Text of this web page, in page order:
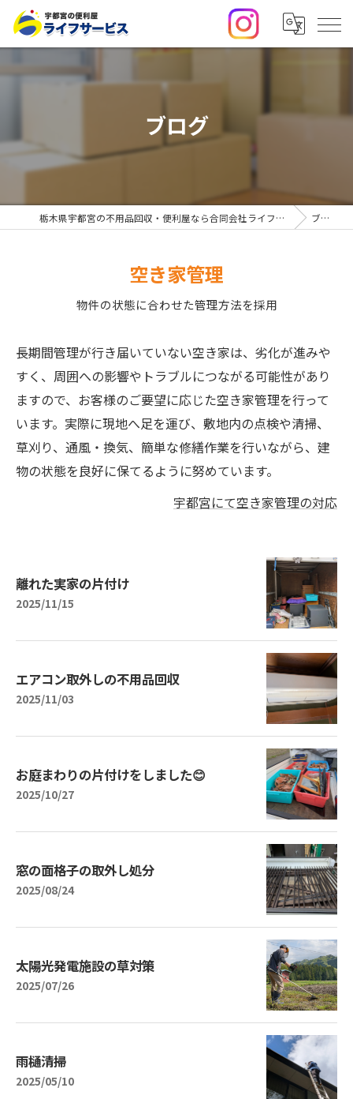
ブログ
栃木県宇都宮の不用品回収・便利屋なら合同会社ライフサービス ブログ
空き家管理
物件の状態に合わせた管理方法を採用
長期間管理が行き届いていない空き家は、劣化が進みや
すく、周囲への影響やトラブルにつながる可能性があり
ますので、お客様のご要望に応じた空き家管理を行って
います。実際に現地へ足を運び、敷地内の点検や清掃、
草刈り、通風・換気、簡単な修繕作業を行いながら、建
物の状態を良好に保てるように努めています。
宇都宮にて空き家管理の対応
離れた実家の片付け
2025/11/15
エアコン取外しの不用品回収
2025/11/03
お庭まわりの片付けをしました😊
2025/10/27
窓の面格子の取外し処分
2025/08/24
太陽光発電施設の草対策
2025/07/26
雨樋清掃
2025/05/10